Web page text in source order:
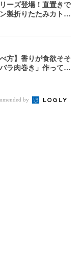
ーズ登場！直置きで
製折りたたみカトラ
方】香りが食欲そそ
ラ肉巻き」作ってみ
by